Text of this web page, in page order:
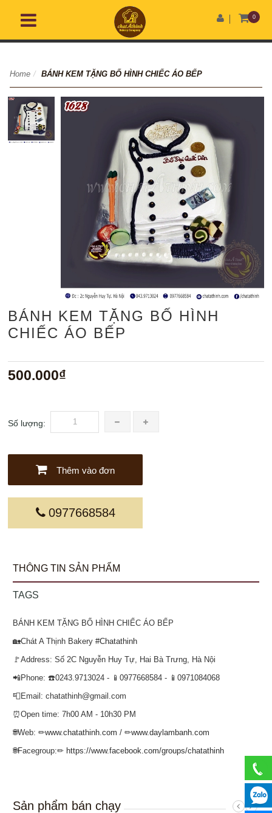
0
Home / BÁNH KEM TẶNG BỐ HÌNH CHIẾC ÁO BẾP
BÁNH KEM TẶNG BỐ HÌNH
CHIẾC ÁO BẾP
500.000₫
Số lượng:
Thêm vào đơn
0977668584
THÔNG TIN SẢN PHẨM
TAGS
BÁNH KEM TẶNG BỐ HÌNH CHIẾC ÁO BẾP
🏡Chát A Thịnh Bakery#Chatathinh
🚩Address: Số 2C Nguyễn Huy Tự, Hai Bà Trưng, Hà Nội
📲Phone: ☎️0243.9713024 - 📱0977668584 - 📱0971084068
📮Email: chatathinh@gmail.com
⏰Open time: 7h00 AM - 10h30 PM
🌐Web: ✏www.chatathinh.com / ✏www.daylambanh.com
🌐Facegroup:✏ https://www.facebook.com/groups/chatathinh
Sản phẩm bán chạy